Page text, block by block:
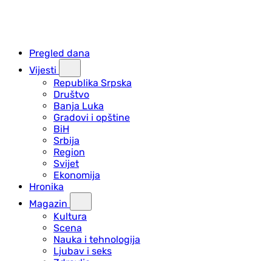
Pregled dana
Vijesti
Republika Srpska
Društvo
Banja Luka
Gradovi i opštine
BiH
Srbija
Region
Svijet
Ekonomija
Hronika
Magazin
Kultura
Scena
Nauka i tehnologija
Ljubav i seks